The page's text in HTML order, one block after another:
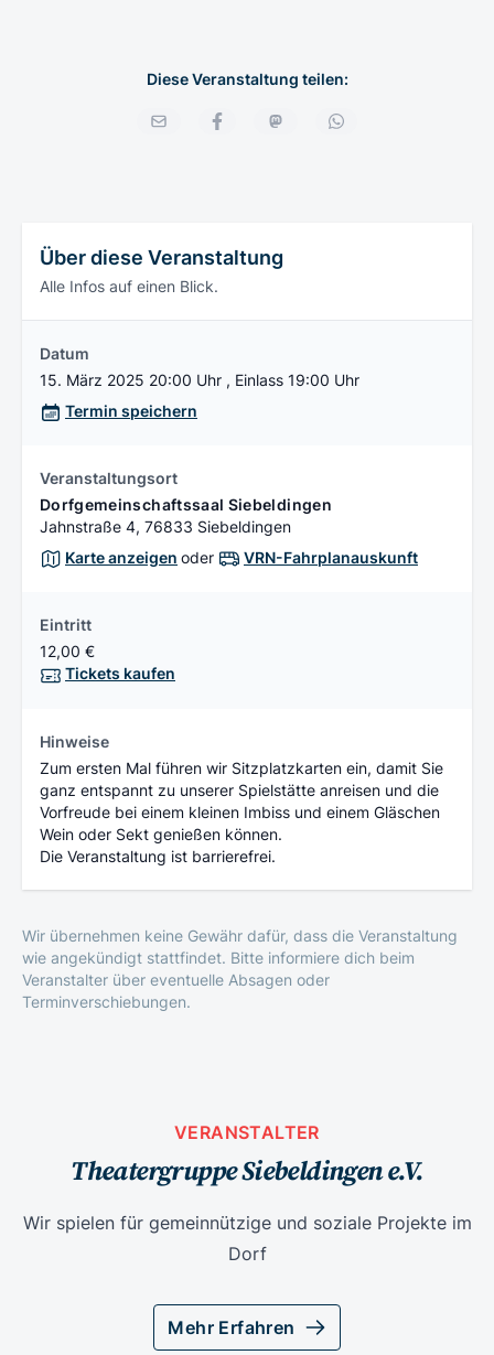
Diese Veranstaltung teilen:
Über diese Veranstaltung
Alle Infos auf einen Blick.
Datum
15. März 2025 20:00 Uhr , Einlass 19:00 Uhr
Termin speichern
Veranstaltungsort
Dorfgemeinschaftssaal Siebeldingen
Jahnstraße 4, 76833 Siebeldingen
Karte anzeigen oder VRN-Fahrplanauskunft
Eintritt
12,00 €
Tickets kaufen
Hinweise
Zum ersten Mal führen wir Sitzplatzkarten ein, damit Sie
ganz entspannt zu unserer Spielstätte anreisen und die
Vorfreude bei einem kleinen Imbiss und einem Gläschen
Wein oder Sekt genießen können.
Die Veranstaltung ist barrierefrei.
Wir übernehmen keine Gewähr dafür, dass die Veranstaltung
wie angekündigt stattfindet. Bitte informiere dich beim
Veranstalter über eventuelle Absagen oder
Terminverschiebungen.
VERANSTALTER
Theatergruppe Siebeldingen e.V.
Wir spielen für gemeinnützige und soziale Projekte im
Dorf
Mehr Erfahren